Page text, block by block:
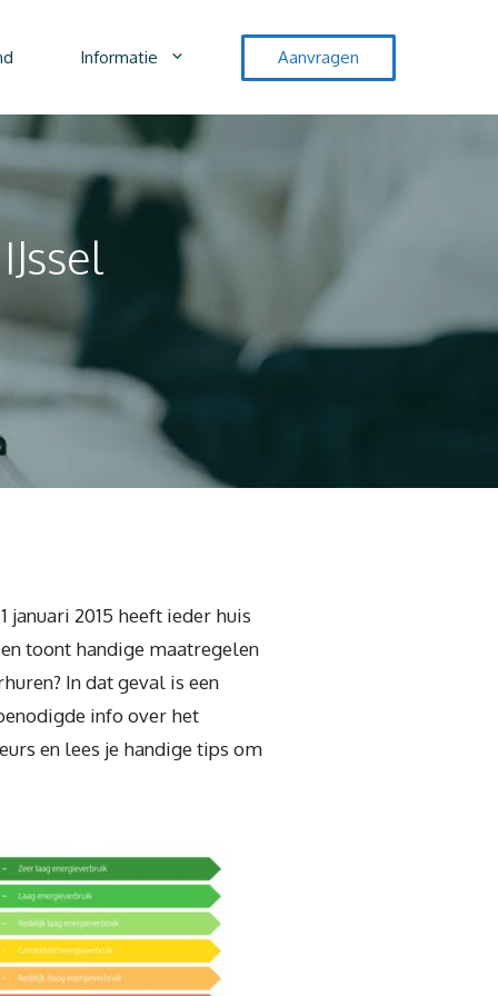
Informatie Aanvragen
januari 2015 heeft ieder huis
toont handige maatregelen
In dat geval is een
info over het
en lees je handige tips om